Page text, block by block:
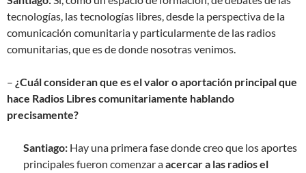
tecnologías, las tecnologías libres, desde la perspectiva de la
comunicación comunitaria y particularmente de las radios
comunitarias, que es de donde nosotras venimos.
– ¿Cuál consideran que es el valor o aportación principal que
hace Radios Libres comunitariamente hablando
precisamente?
Santiago: Hay una primera fase donde creo que los aportes
principales fueron comenzar aacercar a las radios el